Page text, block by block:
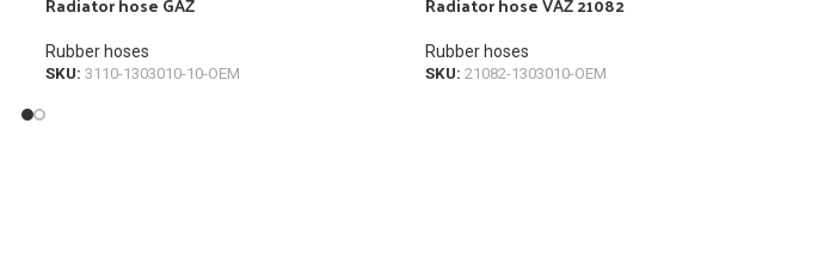
Rubber hoses
SKU: 3110-1303010-10-OEM
Rubber hoses
SKU: 21082-1303010-OEM